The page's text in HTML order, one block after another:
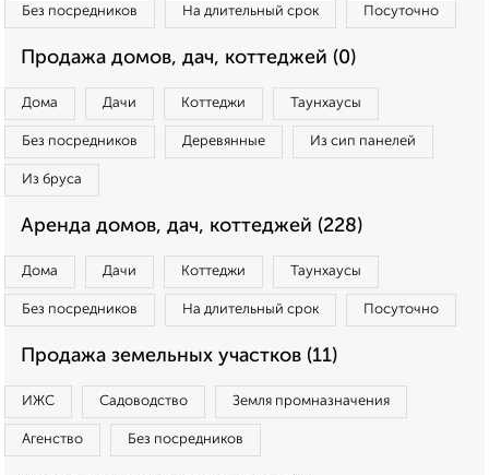
Без посредников На длительный срок Посуточно
Продажа домов, дач, коттеджей (0)
Дома Дачи Коттеджи Таунхаусы
Без посредников Деревянные Из сип панелей
Из бруса
Аренда домов, дач, коттеджей (228)
Дома Дачи Коттеджи Таунхаусы
Без посредников На длительный срок Посуточно
Продажа земельных участков (11)
ИЖС Садоводство Земля промназначения
Агенство Без посредников